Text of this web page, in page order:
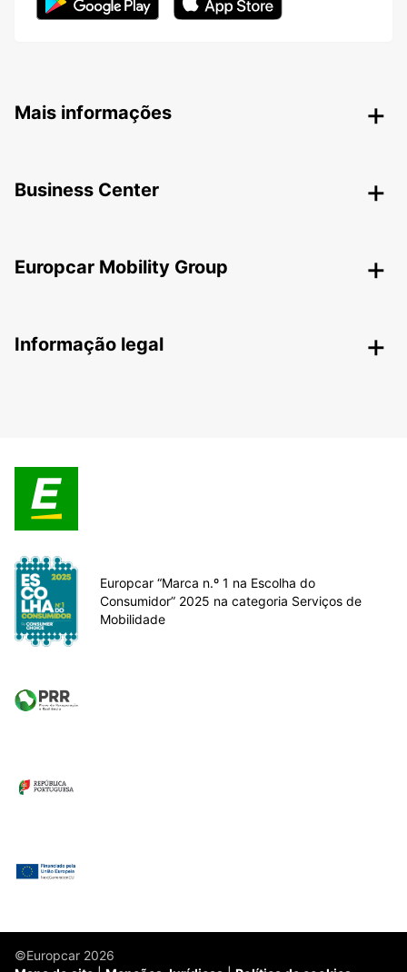
Mais informações
Business Center
Europcar Mobility Group
Informação legal
Europcar “Marca n.º 1 na Escolha do
Consumidor” 2025 na categoria Serviços de
Mobilidade
©Europcar 2026